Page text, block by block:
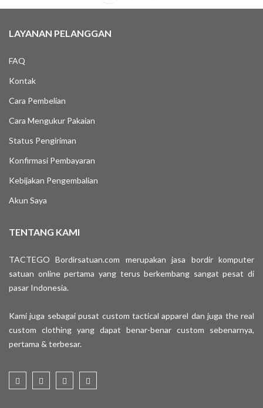
LAYANAN PELANGGAN
FAQ
Kontak
Cara Pembelian
Cara Mengukur Pakaian
Status Pengiriman
Konfirmasi Pembayaran
Kebijakan Pengembalian
Akun Saya
TENTANG KAMI
TACTEGO Bordirsatuan.com merupakan jasa bordir komputer
satuan online pertama yang terus berkembang sangat pesat di
pasar Indonesia.
Kami juga sebagai pusat custom tactical apparel dan juga the real
custom clothing yang dapat benar-benar custom sebenarnya,
pertama & terbesar.